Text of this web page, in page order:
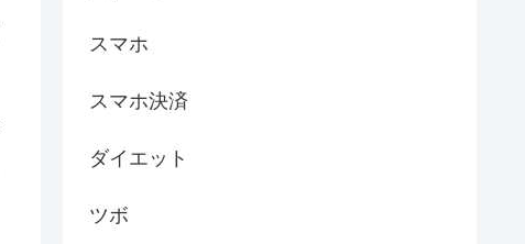
スマホ
スマホ決済
ダイエット
ツボ